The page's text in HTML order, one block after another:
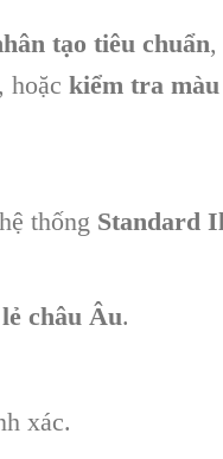
tạo tiêu chuẩn,
hoặc kiểm tra màu
thống Standard
châu Âu.
xác.